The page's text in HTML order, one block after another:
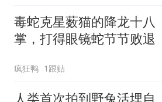
毒蛇克星薮猫的降龙十八
掌，打得眼镜蛇节节败退
疯狂鸭 1跟贴
人类首次拍到野兔活埋自